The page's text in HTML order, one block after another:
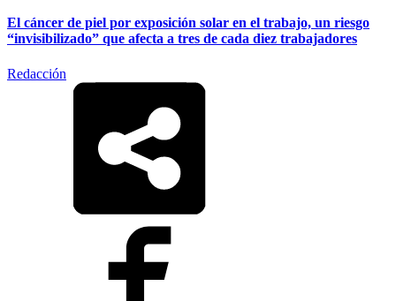
El cáncer de piel por exposición solar en el trabajo, un riesgo
“invisibilizado” que afecta a tres de cada diez trabajadores
Redacción